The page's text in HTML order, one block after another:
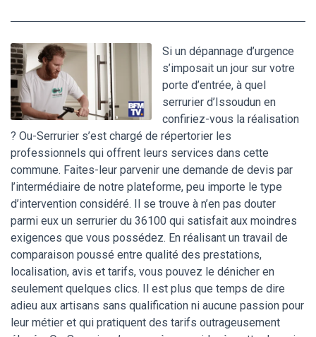
Si un dépannage d’urgence
s’imposait un jour sur votre
porte d’entrée, à quel
serrurier d’Issoudun en
confiriez-vous la réalisation
? Ou-Serrurier s’est chargé de répertorier les
professionnels qui offrent leurs services dans cette
commune. Faites-leur parvenir une demande de devis par
l’intermédiaire de notre plateforme, peu importe le type
d’intervention considéré. Il se trouve à n’en pas douter
parmi eux un serrurier du 36100 qui satisfait aux moindres
exigences que vous possédez. En réalisant un travail de
comparaison poussé entre qualité des prestations,
localisation, avis et tarifs, vous pouvez le dénicher en
seulement quelques clics. Il est plus que temps de dire
adieu aux artisans sans qualification ni aucune passion pour
leur métier et qui pratiquent des tarifs outrageusement